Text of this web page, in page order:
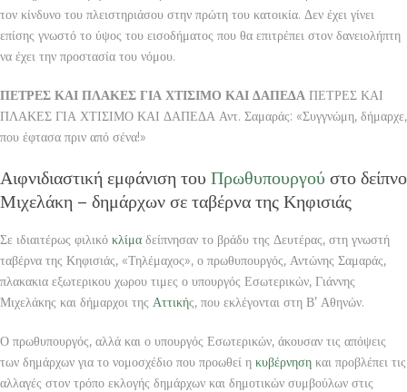
τον κίνδυνο του πλειστηριάσου στην πρώτη του κατοικία. Δεν έχει γίνει
επίσης γνωστό το ύψος του εισοδήματος που θα επιτρέπει στον δανειολήπτη
να έχει την προστασία του νόμου.
ΠΕΤΡΕΣ ΚΑΙ ΠΛΑΚΕΣ ΓΙΑ ΧΤΙΣΙΜΟ ΚΑΙ ΔΑΠΕΔΑ ΠΕΤΡΕΣ ΚΑΙ
ΠΛΑΚΕΣ ΓΙΑ ΧΤΙΣΙΜΟ ΚΑΙ ΔΑΠΕΔΑ Αντ. Σαμαράς: «Συγγνώμη, δήμαρχε,
που έφτασα πριν από σένα!»
Αιφνιδιαστική εμφάνιση του Πρωθυπουργού στο δείπνο
Μιχελάκη – δημάρχων σε ταβέρνα της Κηφισιάς
Σε ιδιαιτέρως φιλικό κλίμα δείπνησαν το βράδυ της Δευτέρας, στη γνωστή
ταβέρνα της Κηφισιάς, «Τηλέμαχος», ο πρωθυπουργός, Αντώνης Σαμαράς,
πλακακια εξωτερικου χωρου τιμες ο υπουργός Εσωτερικών, Γιάννης
Μιχελάκης και δήμαρχοι της Αττικής, που εκλέγονται στη Β’ Αθηνών.
Ο πρωθυπουργός, αλλά και ο υπουργός Εσωτερικών, άκουσαν τις απόψεις
των δημάρχων για το νομοσχέδιο που προωθεί η κυβέρνηση και προβλέπει τις
αλλαγές στον τρόπο εκλογής δημάρχων και δημοτικών συμβούλων στις